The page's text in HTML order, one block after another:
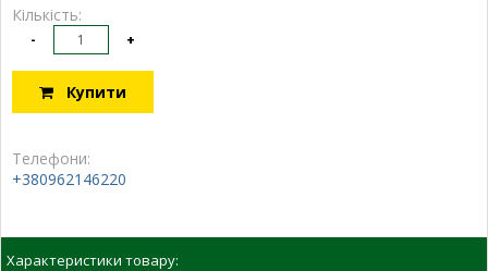
Кількість:
- +
Купити
Телефони:
+380962146220
Характеристики товару: